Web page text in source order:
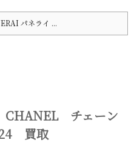
パネライ ...
チェーン
買取